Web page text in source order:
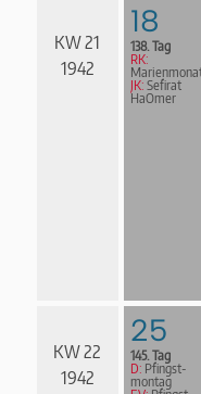
KW 21
1942
18
138. Tag
RK:
JK: Sefirat
HaOmer
KW 22
1942
25
145. Tag
D: Pfingst­
mon­tag